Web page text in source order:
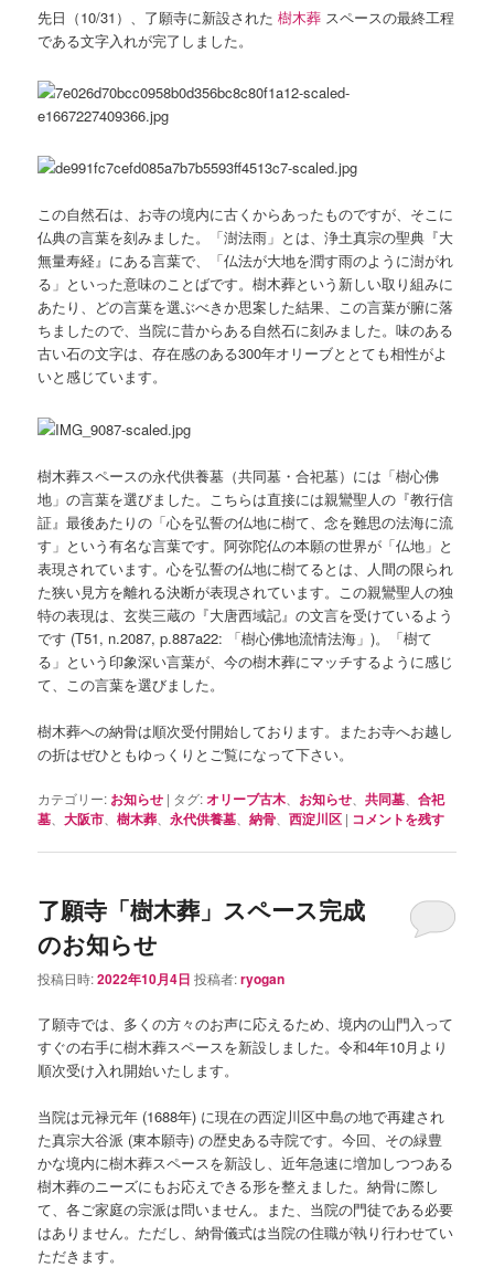
先日（10/31）、了願寺に新設された樹木葬 スペースの最終工程
である文字入れが完了しました。
この自然石は、お寺の境内に古くからあったものですが、そこに
仏典の言葉を刻みました。「澍法雨」とは、浄土真宗の聖典『大
無量寿経』にある言葉で、「仏法が大地を潤す雨のように澍がれ
る」といった意味のことばです。樹木葬という新しい取り組みに
あたり、どの言葉を選ぶべきか思案した結果、この言葉が腑に落
ちましたので、当院に昔からある自然石に刻みました。味のある
古い石の文字は、存在感のある300年オリーブととても相性がよ
いと感じています。
樹木葬スペースの永代供養墓（共同墓・合祀墓）には「樹心佛
地」の言葉を選びました。こちらは直接には親鸞聖人の『教行信
証』最後あたりの「心を弘誓の仏地に樹て、念を難思の法海に流
す」という有名な言葉です。阿弥陀仏の本願の世界が「仏地」と
表現されています。心を弘誓の仏地に樹てるとは、人間の限られ
た狭い見方を離れる決断が表現されています。この親鸞聖人の独
特の表現は、玄奘三蔵の『大唐西域記』の文言を受けているよう
です (T51, n.2087, p.887a22: 「樹心佛地流情法海」)。「樹て
る」という印象深い言葉が、今の樹木葬にマッチするように感じ
て、この言葉を選びました。
樹木葬への納骨は順次受付開始しております。またお寺へお越し
の折はぜひともゆっくりとご覧になって下さい。
カテゴリー: お知らせ | タグ:オリーブ古木 お知らせ 、共同墓 、合祀
墓 、大阪市 、樹木葬 、永代供養墓 、納骨 、西淀川区 | コメントを残す
了願寺「樹木葬」スペース完成
のお知らせ
投稿日時:2022年10月4日 投稿者:ryogan
了願寺では、多くの方々のお声に応えるため、境内の山門入って
すぐの右手に樹木葬スペースを新設しました。令和4年10月より
順次受け入れ開始いたします。
当院は元禄元年 (1688年) に現在の西淀川区中島の地で再建され
た真宗大谷派 (東本願寺) の歴史ある寺院です。今回、その緑豊
かな境内に樹木葬スペースを新設し、近年急速に増加しつつある
樹木葬のニーズにもお応えできる形を整えました。納骨に際し
て、各ご家庭の宗派は問いません。また、当院の門徒である必要
はありません。ただし、納骨儀式は当院の住職が執り行わせてい
ただきます。